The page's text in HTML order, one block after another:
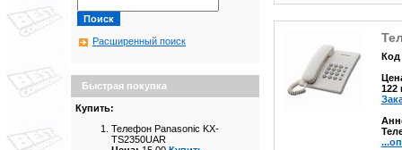
Расширенный поиск
Быстрая покупка
Купить:
Телефон Panasonic KX-
TS2350UAR
Код
122